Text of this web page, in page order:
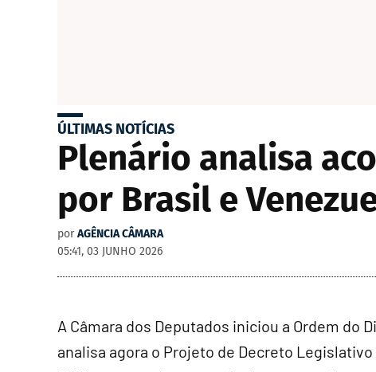
ÚLTIMAS NOTÍCIAS
Plenário analisa
por Brasil e
por AGÊNCIA CÂMARA
05:41, 03 JUNHO 2026
A Câmara dos Deputados iniciou a Ordem do
analisa agora o Projeto de Decreto Legislativo